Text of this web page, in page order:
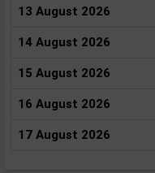
13 August 2026
14 August 2026
15 August 2026
16 August 2026
17 August 2026